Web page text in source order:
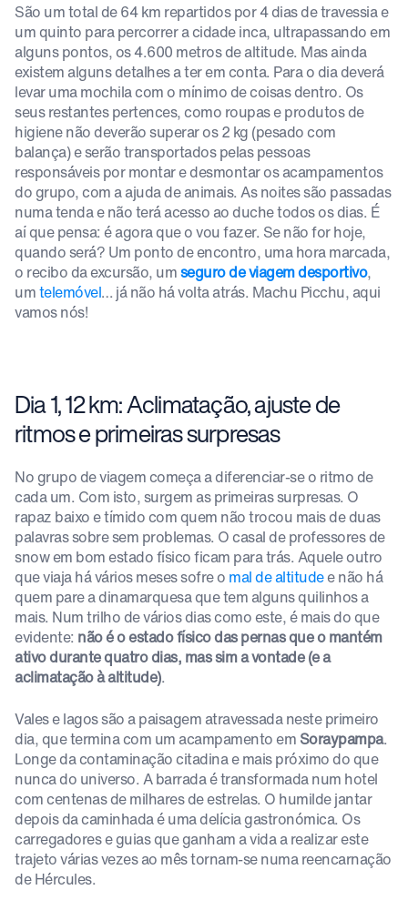
São um total de 64 km repartidos por 4 dias de travessia e
um quinto para percorrer a cidade inca, ultrapassando em
alguns pontos, os 4.600 metros de altitude. Mas ainda
existem alguns detalhes a ter em conta. Para o dia deverá
levar uma mochila com o mínimo de coisas dentro. Os
seus restantes pertences, como roupas e produtos de
higiene não deverão superar os 2 kg (pesado com
balança) e serão transportados pelas pessoas
responsáveis por montar e desmontar os acampamentos
do grupo, com a ajuda de animais. As noites são passadas
numa tenda e não terá acesso ao duche todos os dias. É
aí que pensa: é agora que o vou fazer. Se não for hoje,
quando será? Um ponto de encontro, uma hora marcada,
o recibo da excursão, umseguro de viagem desportivo,
umtelemóvel… já não há volta atrás. Machu Picchu, aqui
vamos nós!
Dia 1, 12 km: Aclimatação, ajuste de
ritmos e primeiras surpresas
No grupo de viagem começa a diferenciar-se o ritmo de
cada um. Com isto, surgem as primeiras surpresas. O
rapaz baixo e tímido com quem não trocou mais de duas
palavras sobre sem problemas. O casal de professores de
snow em bom estado físico ficam para trás. Aquele outro
que viaja há vários meses sofre o mal de altitudee não há
quem pare a dinamarquesa que tem alguns quilinhos a
mais. Num trilho de vários dias como este, é mais do que
evidente: não é o estado físico das pernas que o mantém
ativo durante quatro dias, mas sim a vontade (e a
aclimatação à altitude).
Vales e lagos são a paisagem atravessada neste primeiro
dia, que termina com um acampamento em Soraypampa.
Longe da contaminação citadina e mais próximo do que
nunca do universo. A barrada é transformada num hotel
com centenas de milhares de estrelas. O humilde jantar
depois da caminhada é uma delícia gastronómica. Os
carregadores e guias que ganham a vida a realizar este
trajeto várias vezes ao mês tornam-se numa reencarnação
de Hércules.